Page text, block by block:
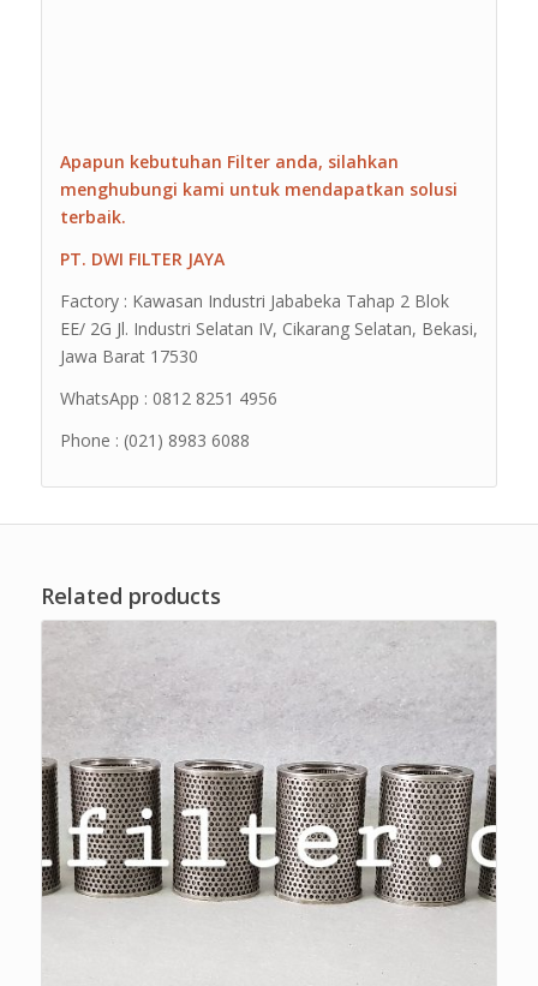
Apapun kebutuhan Filter anda, silahkan
menghubungi kami untuk mendapatkan solusi
terbaik.
PT. DWI FILTER JAYA
Factory : Kawasan Industri Jababeka Tahap 2 Blok
EE/ 2G Jl. Industri Selatan IV, Cikarang Selatan, Bekasi,
Jawa Barat 17530
WhatsApp : 0812 8251 4956
Phone : (021) 8983 6088
Related products